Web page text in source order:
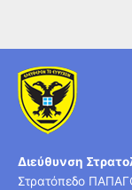
Διεύθυνση
Στρατόπεδο